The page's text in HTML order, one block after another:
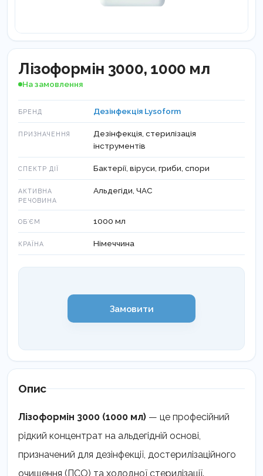
Лізоформін 3000, 1000 мл
На замовлення
БРЕНД Дезінфекція Lysoform
ПРИЗНАЧЕННЯ
Дезінфекція, стерилізація
інструментів
СПЕКТР ДІЇ Бактерії, віруси, гриби, спори
АКТИВНА
РЕЧОВИНА
Альдегіди, ЧАС
ОБʼЄМ 1000 мл
КРАЇНА Німеччина
Замовити
Опис
Лізоформін 3000 (1000 мл) — це професійний
рідкий концентрат на альдегідній основі,
призначений для дезінфекції, достерилізаційного
очищення (ПСО) та холодної стерилізації.